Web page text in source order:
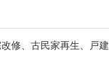
修、古民家再生、戸建